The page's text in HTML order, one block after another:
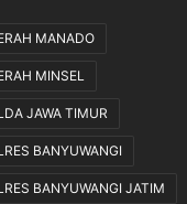
MANADO
MINSEL
JAWA TIMUR
BANYUWANGI
BANYUWANGI JATIM